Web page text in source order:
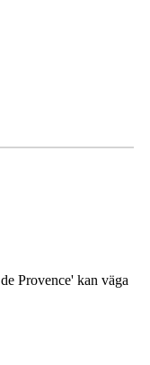
Provence' kan väga